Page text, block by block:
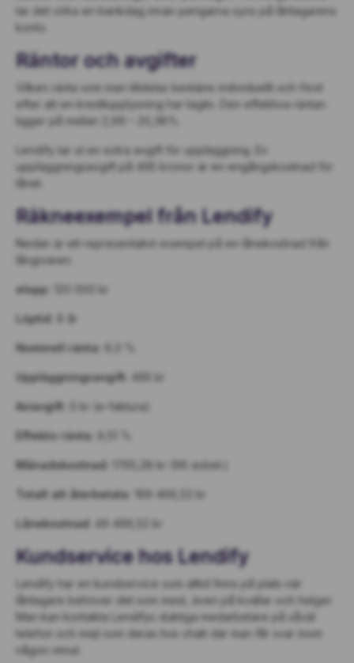
tar det cirka en bankdag innan pengarna syns på låntagarens
konto.
Räntor och avgifter
Vilken ränta som man tilldelas bestäms individuellt och först
efter att en kreditupplysning har tagits. Den effektiva räntan
ligger på mellan 2,99 – 20,38%.
Lendify tar ut en extra avgift för uppläggning. En
uppläggningsavgift på 495 kronor är en engångskostnad för
lånet.
Räkneexempel från Lendify
Nedan är ett representativt exempel på en lånekostnad från
långivaren:
elopp: 120 000 kr
Löptid:
Nominell ränta:
Uppläggningsavgift: 495 kr
Aviavgift: 0 kr (e-faktura)
Effektiv ränta:
Månadskostnad: 1765,28 kr (96 avbet.)
Totalt att återbetala: 169 466,52 kr
Lånekostnad: 49 466,52 kr
Kundservice hos Lendify
Lendify har en kundservice som alltid finns på plats när
låntagare behöver det som mest, även på kvällar och helger.
Man kan kontakta Lendifys duktiga medarbetare på såväl
telefon och mejl som deras live chatt där man får svar inom
någon minut.